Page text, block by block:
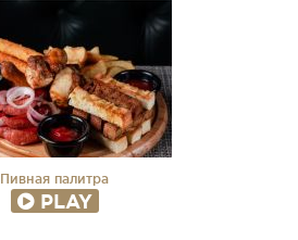
Пивная палитра
PLAY